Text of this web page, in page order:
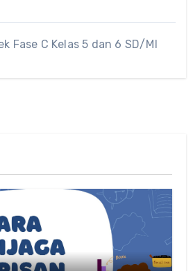
Fase C Kelas 5 dan 6 SD/MI